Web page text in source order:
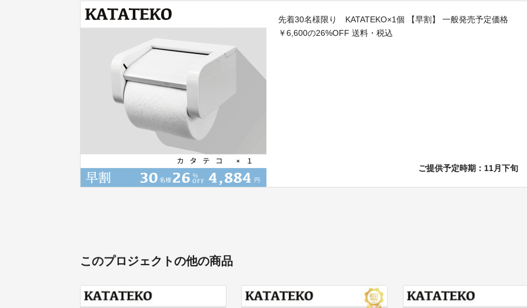
先着30名様限り KATATEKO×1個 【早割】 一般発売予定価格
￥6,600の26%OFF 送料・税込
ご提供予定時期：11月下旬
このプロジェクトの他の商品